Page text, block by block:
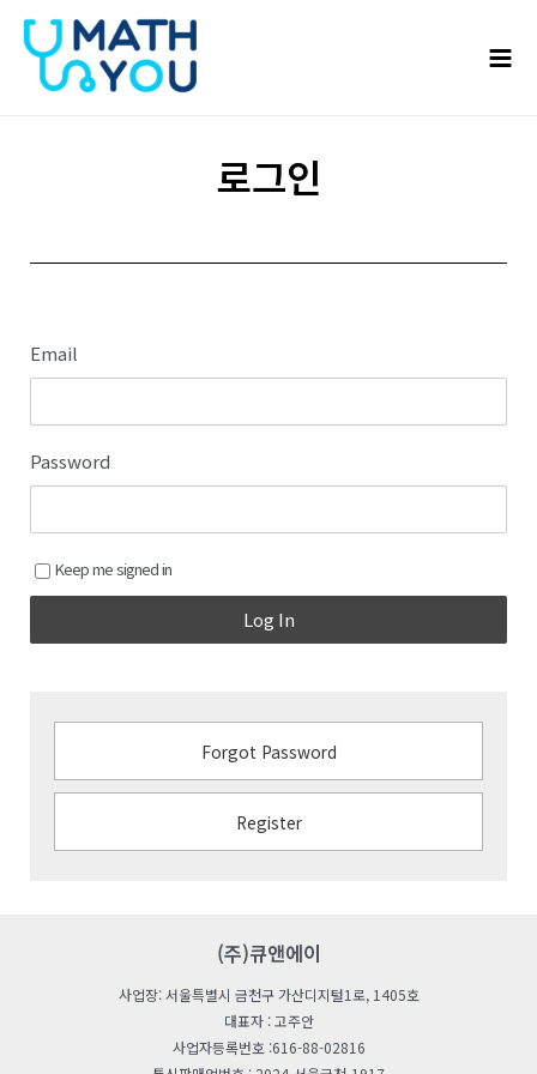
건너뛰기
로그인
Email
Password
Keep me signed in
Log In
Forgot Password
Register
(주)큐앤에이
사업장: 서울특별시 금천구 가산디지털1로, 1405호
대표자 : 고주안
사업자등록번호 :616-88-02816